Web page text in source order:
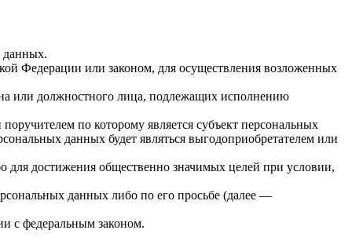
данных.
Федерации или законом, для осуществления возложенных
или должностного лица, подлежащих исполнению
по которому является субъект персональных
данных будет являться выгодоприобретателем или
для достижения общественно значимых целей при условии,
данных либо по его просьбе (далее —
с федеральным законом.